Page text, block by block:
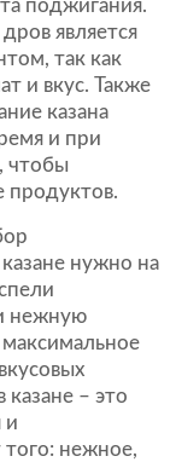
поджигания.
является
так как
и вкус. Также
казана
и при
чтобы
продуктов.
нужно на
нежную
максимальное
казане – это
и
того: нежное,